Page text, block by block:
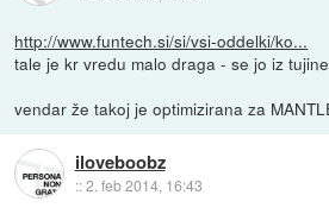
http://www.funtech.si/si/vsi-oddelki/ko...
tale je kr vredu malo draga - se jo iz
vendar že takoj je optimizirana za
iloveboobz
::2. feb 2014, 16:43